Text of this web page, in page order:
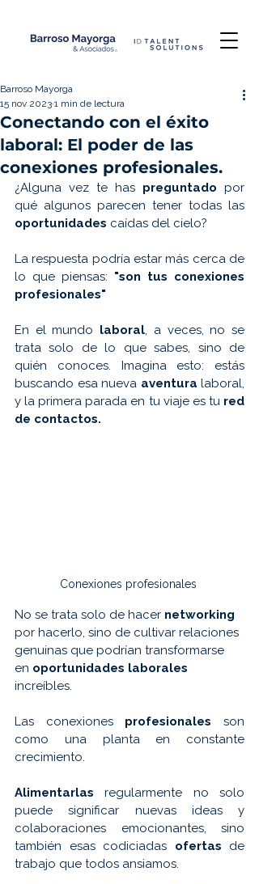
Conectando con el éxito
laboral: El poder de las
conexiones profesionales.
Barroso Mayorga
15 nov 2023 1 min de lectura
¿Alguna vez te has preguntado por
oportunidades caídas del cielo?
La respuesta podría estar más cerca de
lo que piensas: "son tus conexiones
profesionales"
En el mundo laboral, a veces, no se
trata solo de lo que sabes, sino de
quién conoces. Imagina esto: estás
buscando esa nueva aventura laboral,
y la primera parada en tu viaje es tu red
de contactos.
Conexiones profesionales
No se trata solo de hacer networking
por hacerlo, sino de cultivar relaciones
genuinas que podrían transformarse
en oportunidades laborales
increíbles.
Las conexiones profesionales son
como una planta en constante
crecimiento.
Alimentarlas regularmente no solo
puede significar nuevas ideas y
colaboraciones emocionantes, sino
también esas codiciadas ofertas de
trabajo que todos ansiamos.